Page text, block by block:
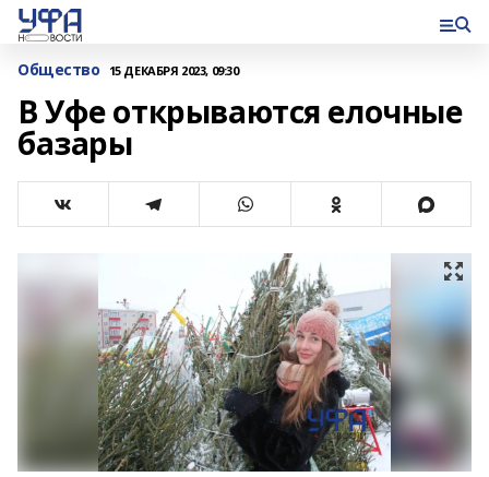
Общество 15 ДЕКАБРЯ 2023, 09:30
В Уфе открываются елочные
базары